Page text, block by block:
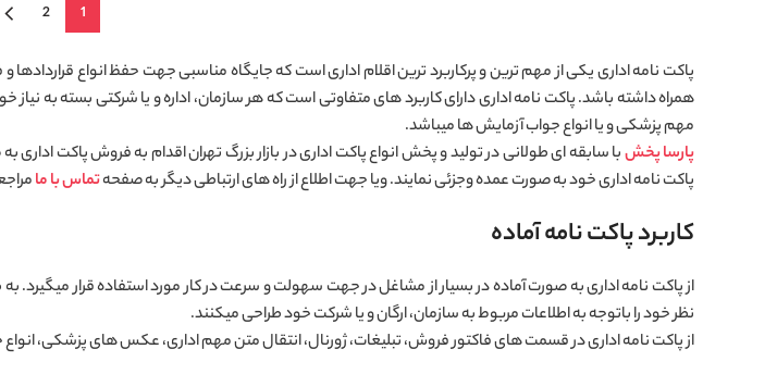
1
2
پاکت نامه اداری یکی از مهم ترین و پرکاربرد ترین اقلام اداری است که جایگاه مناسبی جهت حفظ انواع
همراه داشته باشد. پاکت نامه اداری دارای کاربرد های متفاوتی است که هر سازمان، اداره و یا شرکتی بسته به
مهم پزشکی و یا انواع جواب آزمایش ها میباشد.
پارسا پخشبا سابقه ای طولانی در تولید و پخش انواع پاکت اداری در بازار بزرگ تهران اقدام به فروش پاکت
پاکت نامه اداری خود به صورت عمده وجزئی نمایند. ویا جهت اطلاع از راه های ارتباطی دیگر به صفحهتماس با ما
کاربرد پاکت نامه آماده
از پاکت نامه اداری به صورت آماده در بسیار از مشاغل در جهت سهولت و سرعت در کار مورد استفاده قرار میگیرد.
نظر خود را باتوجه به اطلاعات مربوط به سازمان، ارگان و یا شرکت خود طراحی میکنند.
از پاکت نامه اداری در قسمت های فاکتور فروش، تبلیغات، ژورنال، انتقال متن مهم اداری، عکس های پزشکی،